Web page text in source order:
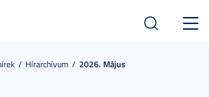
Hírarchívum 2026. Május